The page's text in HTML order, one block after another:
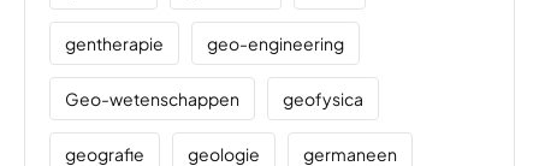
gentherapie geo-engineering
Geo-wetenschappen geofysica
geografie geologie germaneen